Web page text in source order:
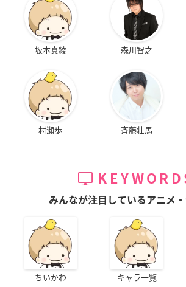
坂本真綾 森川智之
村瀬歩 斉藤壮馬
みんなが注目しているアニメ
ちいかわ キャラ一覧